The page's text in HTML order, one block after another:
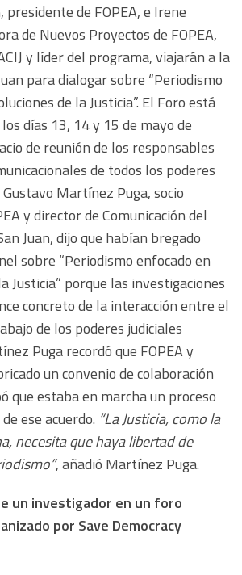
presidente de FOPEA, e Irene
de Nuevos Proyectos de FOPEA,
y líder del programa, viajarán a la
para dialogar sobre “Periodismo
de la Justicia”. El Foro está
días 13, 14 y 15 de mayo de
de reunión de los responsables
de todos los poderes
Martínez Puga, socio
y director de Comunicación del
Juan, dijo que habían bregado
sobre “Periodismo enfocado en
Justicia” porque las investigaciones
concreto de la interacción entre el
de los poderes judiciales
Puga recordó que FOPEA y
un convenio de colaboración
que estaba en marcha un proceso
ese acuerdo. “La Justicia, como la
necesita que haya libertad de
, añadió Martínez Puga.
un investigador en un foro
por Save Democracy